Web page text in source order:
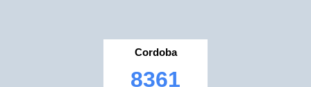
Cordoba
8361